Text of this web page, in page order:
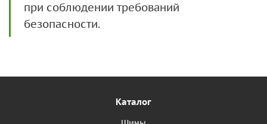
при соблюдении требований
безопасности.
Каталог